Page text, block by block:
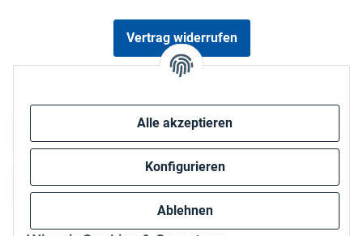
Alle akzeptieren
Konfigurieren
Ablehnen
Vertrag widerrufen